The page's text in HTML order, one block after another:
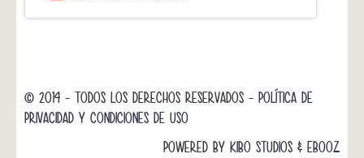
© 2014 - TODOS LOS DERECHOS RESERVADOS - POLÍTICA DE
PRIVACIDAD Y CONDICIONES DE USO
POWERED BY KIBO STUDIOS & EBOOZ